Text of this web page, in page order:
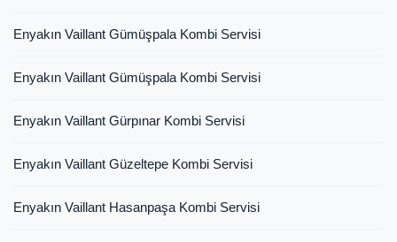
Enyakın Vaillant Gümüşpala Kombi Servisi
Enyakın Vaillant Gümüşpala Kombi Servisi
Enyakın Vaillant Gürpınar Kombi Servisi
Enyakın Vaillant Güzeltepe Kombi Servisi
Enyakın Vaillant Hasanpaşa Kombi Servisi